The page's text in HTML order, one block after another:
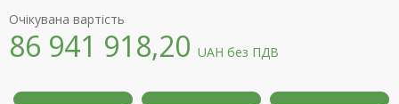
Очікувана вартість
86 941 918,20 UAH без ПДВ